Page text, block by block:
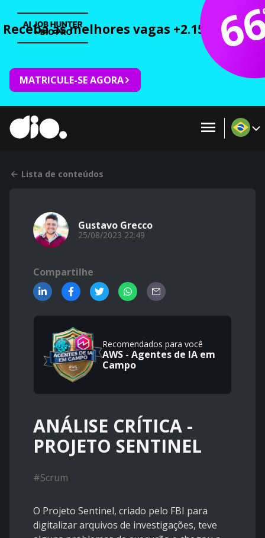
Receba as melhores vagas +2.150 cursos
MATRICULE-SE AGORA
Lista de conteúdos
Gustavo Grecco
25/08/2023 22:49
Compartilhe
Recomendados para você
AWS - Agentes de IA em
Campo
ANÁLISE CRÍTICA -
PROJETO SENTINEL
#Scrum
O Projeto Sentinel, criado pelo FBI para
digitalizar arquivos de investigações, teve